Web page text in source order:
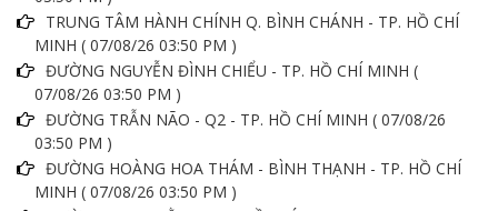
TRUNG TÂM HÀNH CHÍNH Q. BÌNH CHÁNH - TP. HỒ CHÍ
MINH ( 07/08/26 03:50 PM )
ĐƯỜNG NGUYỄN ĐÌNH CHIỂU - TP. HỒ CHÍ MINH (
07/08/26 03:50 PM )
ĐƯỜNG TRẪN NÃO - Q2 - TP. HỒ CHÍ MINH ( 07/08/26
03:50 PM )
ĐƯỜNG HOÀNG HOA THÁM - BÌNH THẠNH - TP. HỒ CHÍ
MINH ( 07/08/26 03:50 PM )